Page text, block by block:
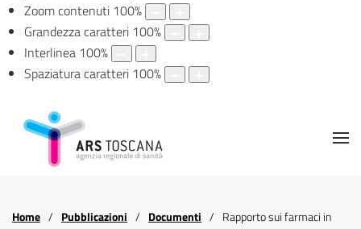
Zoom contenuti 100%
Grandezza caratteri 100%
Interlinea 100%
Spaziatura caratteri 100%
Home Pubblicazioni Documenti
Rapporto sui farmaci in